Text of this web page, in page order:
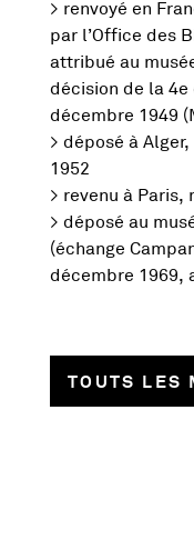
> renvoyé en
par l’Office des
attribué au
décision de la 4e
décembre 1949
> déposé à
1952
> revenu à Paris,
> déposé au
(échange
décembre 1969,
TOUTS LES